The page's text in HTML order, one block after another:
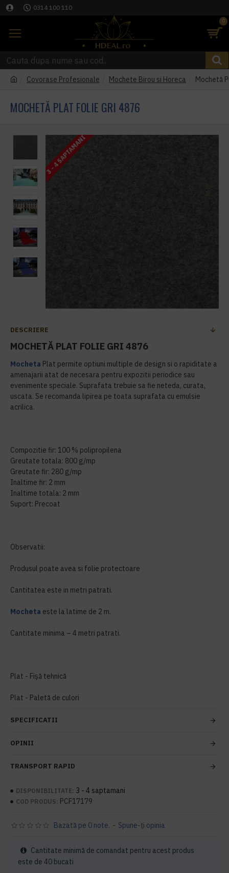
0314 100 110
0
Covorase Profesionale Mochete Birou si Horeca Mochetă
MOCHETĂ PLAT FOLIE GRI 4876
3 - 4 SAPTAMANI
DESCRIERE
MOCHETĂ PLAT FOLIE GRI 4876
Mocheta Plat permite optiuni multiple de design si o rapiditate a
amenajarii atat de necesara pentru expozitii periodice sau
evenimente speciale. Suprafata trebuie sa fie neteda, curata,
uscata. Se recomanda lipirea pe toata suprafata cu emulsie
acrilica.
Compozitie fir: 100 % polipropilena
Greutate totala: 800 g/mp
Greutate fir: 280 g/mp
Inaltime fir: 2 mm
Inaltime totala: 2 mm
Suport: Precoat
Observatii:
Produsul poate avea si folie protectoare
Cantitatea este in metri patrati.
Mocheta este la latime de 2 m.
Cantitate minima – 4 metri patrati.
Plat - Fișă tehnică
Plat - Paletă de culori
SPECIFICATII
OPINII
TRANSPORT RAPID
DISPONIBILITATE: 3 - 4 saptamani
COD PRODUS: PCF17179
Bazată pe 0 note. - Spune-ţi opinia
Cantitate minimă de comandat pentru acest produs
este de 40 bucati